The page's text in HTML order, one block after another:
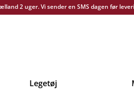
2 uger. Vi sender en SMS dagen før
Legetøj